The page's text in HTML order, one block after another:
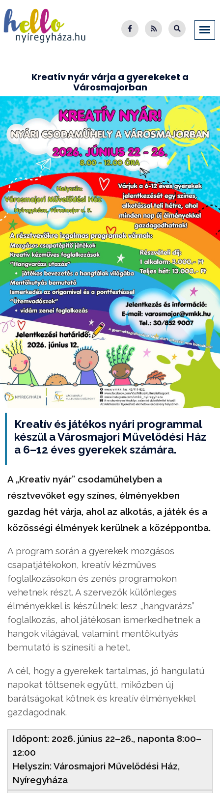
Kreatív nyár várja a gyerekeket a
Városmajorban
Kreatív és játékos nyári programmal
készül a Városmajori Művelődési Ház
a 6–12 éves gyerekek számára.
A „Kreatív nyár” csodaműhelyben a
résztvevőket egy színes, élményekben
gazdag hét várja, ahol az alkotás, a játék és a
közösségi élmények kerülnek a középpontba.
A program során a gyerekek mozgásos
csapatjátékokon, kreatív kézműves
foglalkozásokon és zenés programokon
vehetnek részt. A szervezők különleges
élményekkel is készülnek: lesz „hangvarázs”
foglalkozás, ahol játékosan ismerkedhetnek a
hangok világával, valamint mentőkutyás
bemutató is színesíti a hetet.
A cél, hogy a gyerekek tartalmas, jó hangulatú
napokat töltsenek együtt, miközben új
barátságokat kötnek és kreatív élményekkel
gazdagodnak.
Időpont: 2026. június 22–26., naponta 8:00–
12:00
Helyszín: Városmajori Művelődési Ház,
Nyíregyháza